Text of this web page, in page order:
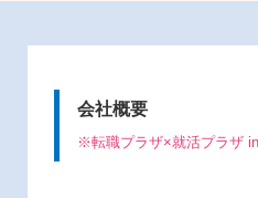
会社概要
※転職プラザ×就活プラザ